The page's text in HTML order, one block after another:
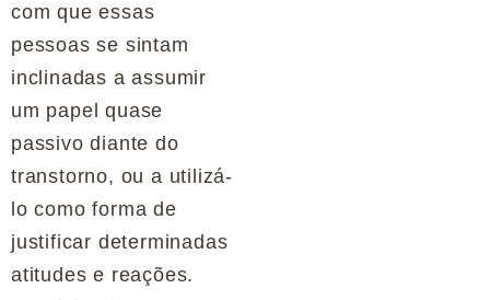
com que essas
pessoas se sintam
inclinadas a assumir
um papel quase
passivo diante do
transtorno, ou a utilizá-
lo como forma de
justificar determinadas
atitudes e reações.